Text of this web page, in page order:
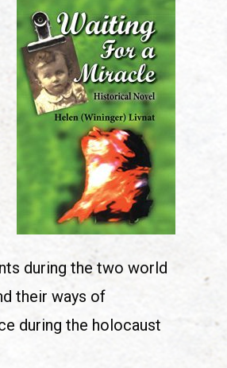
during the two world
their ways of
during the holocaust